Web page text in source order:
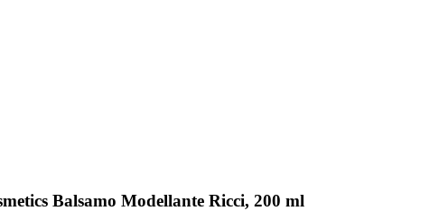
Balsamo Modellante Ricci, 200 ml